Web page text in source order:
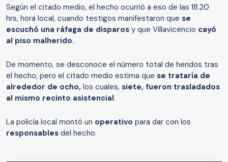
Según el citado medio, el hecho ocurrió a eso de las 18.20
hrs, hora local, cuando testigos manifestaron que se
escuchó una ráfaga de disparos y que Villavicencio cayó
al piso malherido.
De momento, se desconoce el número total de heridos tras
el hecho, pero el citado medio estima que se trataría de
alrededor de ocho, los cuales, siete, fueron trasladados
al mismo recinto asistencial.
La policía local montó un operativo para dar con los
responsables del hecho.